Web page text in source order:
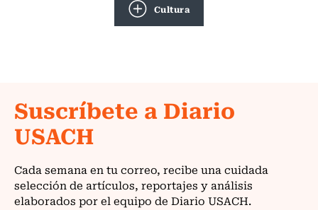
Cultura